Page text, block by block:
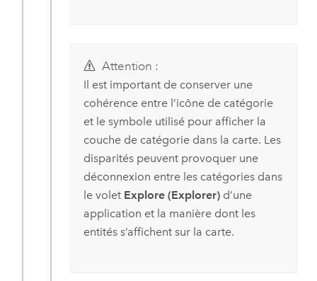
Attention :
Il est important de conserver une
cohérence entre l’icône de catégorie
et le symbole utilisé pour afficher la
couche de catégorie dans la carte. Les
disparités peuvent provoquer une
déconnexion entre les catégories dans
le volet Explore (Explorer)d’une
application et la manière dont les
entités s’affichent sur la carte.